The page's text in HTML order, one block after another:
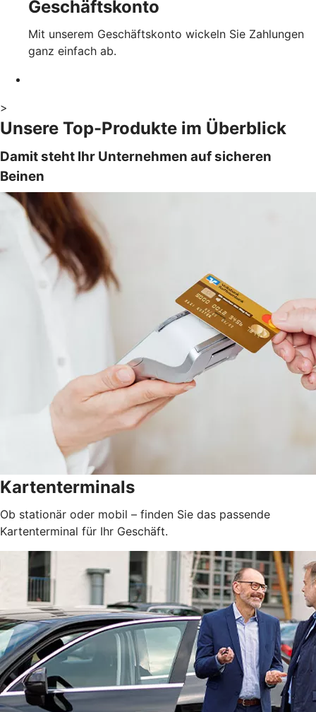
Geschäftskonto
Mit unserem Geschäftskonto wickeln Sie Zahlungen
ganz einfach ab.
>
Unsere Top-Produkte im Überblick
Damit steht Ihr Unternehmen auf sicheren
Beinen
Kartenterminals
Ob stationär oder mobil – finden Sie das passende
Kartenterminal für Ihr Geschäft.